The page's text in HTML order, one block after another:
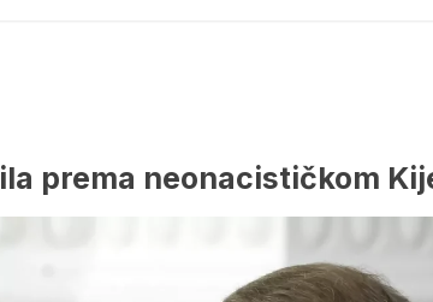
prema neonacističkom